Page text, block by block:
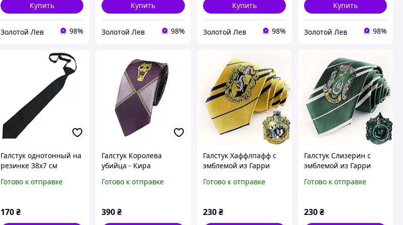
Купить
Золотой Лев 98%
Купить
Золотой Лев 98%
Купить
Золотой Лев 98%
Купить
Золотой Лев 98%
Галcтук однотонный на
резинке 38х7 см
Готово к отправке
170₴
Галстук Королева
убийца - Кира
фиолетовом цвете
Готово к отправке
390₴
Галстук Хаффлпафф с
эмблемой из Гарри
фаната Гарри Поттера
Готово к отправке
230 ₴
Галстук Слизерин с
эмблемой из Гарри
фаната Гарри Поттера
Готово к отправке
230₴